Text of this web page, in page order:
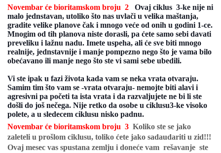
Novembar će bioritamskom broju 2
Ovaj ciklus 3-ke nije ni
malo jednstavan, utoliko što nas uvlači u velika maštanja,
gradite velike planove čak i mnogo veće od onih u godini 1-ce.
Mnogim od tih planova niste dorasli, pa ćete samo sebi davati
preveliku i lažnu nadu. Imete uspeha, ali će sve biti mnogo
realnije, jednstavnije i manje pompezno nego što je vama bilo
obećavano ili manje nego što ste vi sami sebe ubedili.
Vi ste ipak u fazi života kada vam se neka vrata otvaraju.
Samim tim što vam se -vrata otvaraju- nemojte biti alavi i
agresivni pa početi ta ista vrata i da razvaljujete ne bi li ste
došli do još nečega. Nije retko da osobe u ciklusu3-ke visoko
polete, a u sledecem ciklusu nisko padnu.
Novembar će bioritamskom broju 3 Koliko ste se jako
zaleteli u prošlom ciklusu, toliko ćete jako sadaudariti u zid!!!
Ovaj mesec vas spustana zemlju i doneće vam rešavanje ste